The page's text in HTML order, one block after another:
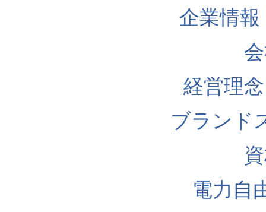
企業情
経営理
ブランド
電力自